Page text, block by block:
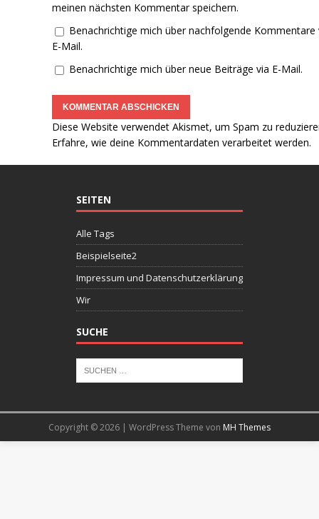
meinen nächsten Kommentar speichern.
Benachrichtige mich über nachfolgende Kommentare
E-Mail.
Benachrichtige mich über neue Beiträge via E-Mail.
Diese Website verwendet Akismet, um Spam zu
Erfahre, wie deine Kommentardaten verarbeitet werden.
SEITEN
Alle Tags
Beispielseite2
Impressum und Datenschutzerklärung
Wir
SUCHE
Copyright © 2026 | WordPress Theme von MH Themes